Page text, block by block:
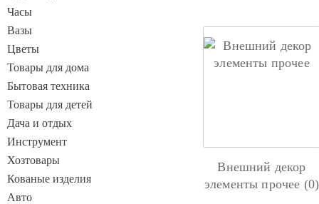
Внешний декор
элементы прочее (0)
Часы
Вазы
Цветы
Товары для дома
Бытовая техника
Товары для детей
Дача и отдых
Инструмент
Хозтовары
Кованые изделия
Авто